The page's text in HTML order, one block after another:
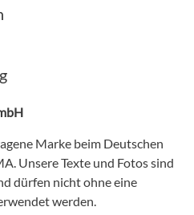
Marke beim Deutschen
Unsere Texte und Fotos sind
dürfen nicht ohne eine
werden.